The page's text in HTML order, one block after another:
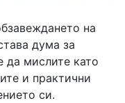
на
дума за
да мислите като
и практични
си.